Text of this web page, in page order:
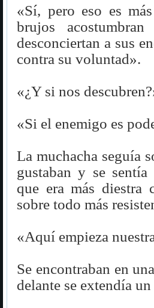
«Sí, pero eso es
brujos
desconciertan a sus
contra su voluntad».
«¿Y si nos
«Si el enemigo es
La muchacha seguía
gustaban y se sentía
que era más diestra
sobre todo más
«Aquí empieza
Se encontraban en
delante se extendía